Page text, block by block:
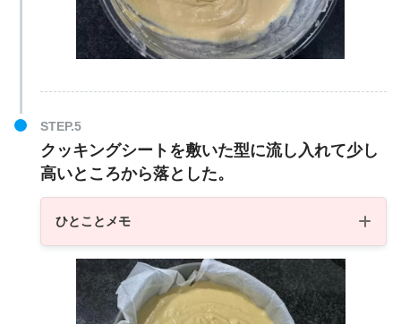
クッキングシートを敷いた型に流し入れて少し
高いところから落とした。
ひとことメモ